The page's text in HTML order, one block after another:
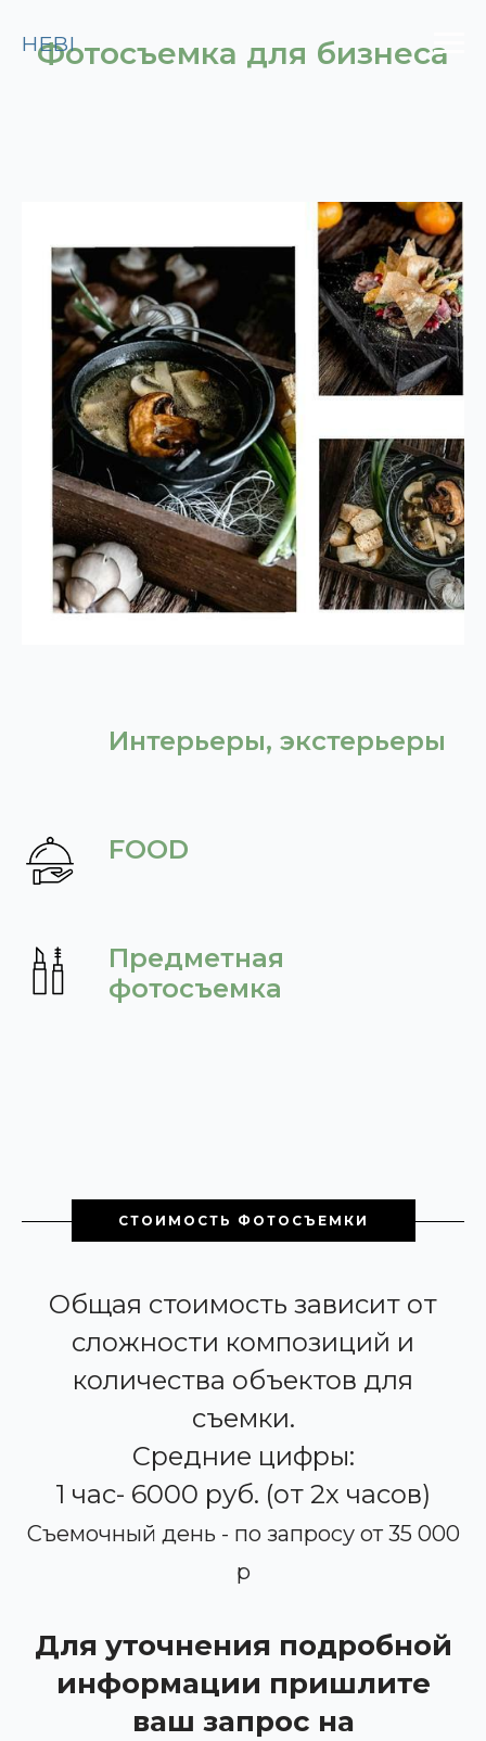
HEBI
Фотосъемка для бизнеса
Интерьеры, экстерьеры
FOOD
Предметная
фотосъемка
СТОИМОСТЬ ФОТОСЪЕМКИ
Общая стоимость зависит от
сложности композиций и
количества объектов для
съемки.
Средние цифры:
1 час- 6000 руб. (от 2х часов)
Съемочный день - по запросу от 35 000
р
Для уточнения подробной
информации пришлите
ваш запрос на